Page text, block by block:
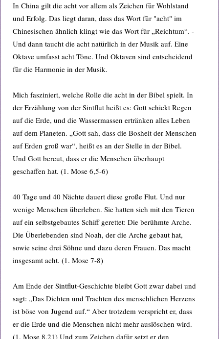
In China gilt die acht vor allem als Zeichen für Wohlstand
und Erfolg. Das liegt daran, dass das Wort für "acht" im
Chinesischen ähnlich klingt wie das Wort für „Reichtum“. -
Und dann taucht die acht natürlich in der Musik auf. Eine
Oktave umfasst acht Töne. Und Oktaven sind entscheidend
für die Harmonie in der Musik.
Mich fasziniert, welche Rolle die acht in der Bibel spielt. In
der Erzählung von der Sintflut heißt es: Gott schickt Regen
auf die Erde, und die Wassermassen ertränken alles Leben
auf dem Planeten. „Gott sah, dass die Bosheit der Menschen
auf Erden groß war“, heißt es an der Stelle in der Bibel.
Und Gott bereut, dass er die Menschen überhaupt
geschaffen hat. (1. Mose 6,5-6)
40 Tage und 40 Nächte dauert diese große Flut. Und nur
wenige Menschen überleben. Sie hatten sich mit den Tieren
auf ein selbstgebautes Schiff gerettet: Die berühmte Arche.
Die Überlebenden sind Noah, der die Arche gebaut hat,
sowie seine drei Söhne und dazu deren Frauen. Das macht
insgesamt acht. (1. Mose 7-8)
Am Ende der Sintflut-Geschichte bleibt Gott zwar dabei und
sagt: „Das Dichten und Trachten des menschlichen Herzens
ist böse von Jugend auf.“ Aber trotzdem verspricht er, dass
er die Erde und die Menschen nicht mehr auslöschen wird.
(1. Mose 8,21) Und zum Zeichen dafür setzt er den